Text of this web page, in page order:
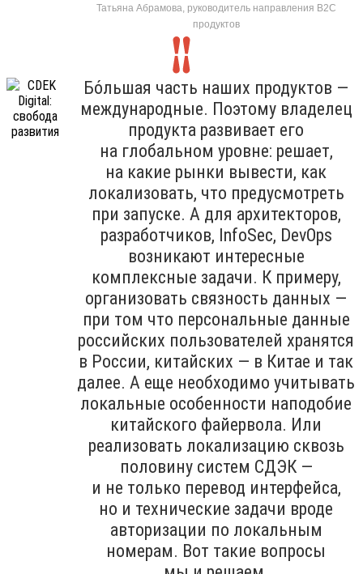
Татьяна Абрамова, руководитель направления B2C
продуктов
Бо́льшая часть наших продуктов —
международные. Поэтому владелец
продукта развивает его
на глобальном уровне: решает,
на какие рынки вывести, как
локализовать, что предусмотреть
при запуске. А для архитекторов,
разработчиков, InfoSec, DevOps
возникают интересные
комплексные задачи. К примеру,
организовать связность данных —
при том что персональные данные
российских пользователей хранятся
в России, китайских — в Китае и так
далее. А еще необходимо учитывать
локальные особенности наподобие
китайского файервола. Или
реализовать локализацию сквозь
половину систем СДЭК —
и не только перевод интерфейса,
но и технические задачи вроде
авторизации по локальным
номерам. Вот такие вопросы